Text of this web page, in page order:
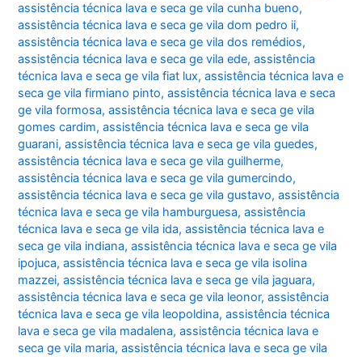
assistência técnica lava e seca ge vila cunha bueno,
assistência técnica lava e seca ge vila dom pedro ii,
assistência técnica lava e seca ge vila dos remédios,
assistência técnica lava e seca ge vila ede,assistência
técnica lava e seca ge vila fiat lux,assistência técnica lava e
seca ge vila firmiano pinto,assistência técnica lava e seca
ge vila formosa,assistência técnica lava e seca ge vila
gomes cardim,assistência técnica lava e seca ge vila
guarani,assistência técnica lava e seca ge vila guedes,
assistência técnica lava e seca ge vila guilherme,
assistência técnica lava e seca ge vila gumercindo,
assistência técnica lava e seca ge vila gustavo,assistência
técnica lava e seca ge vila hamburguesa,assistência
técnica lava e seca ge vila ida,assistência técnica lava e
seca ge vila indiana,assistência técnica lava e seca ge vila
ipojuca,assistência técnica lava e seca ge vila isolina
mazzei,assistência técnica lava e seca ge vila jaguara,
assistência técnica lava e seca ge vila leonor,assistência
técnica lava e seca ge vila leopoldina,assistência técnica
lava e seca ge vila madalena,assistência técnica lava e
seca ge vila maria,assistência técnica lava e seca ge vila